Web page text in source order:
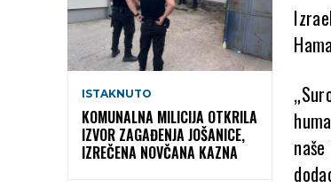
ISTAKNUTO
KOMUNALNA MILICIJA OTKRILA
IZVOR ZAGAĐENJA JOŠANICE,
IZREČENA NOVČANA KAZNA